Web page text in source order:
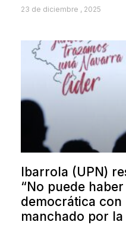
23 de diciembre , 2025
Ibarrola (UPN)
“No puede
democrática
manchado por